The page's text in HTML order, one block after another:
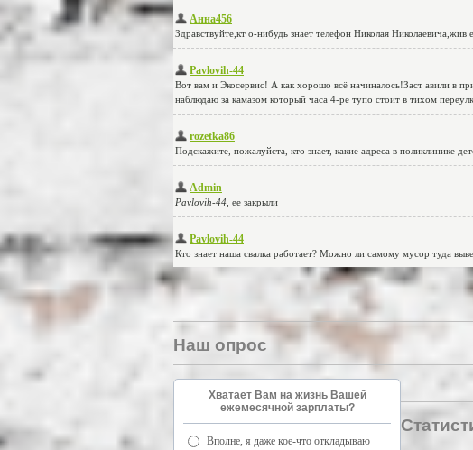
Наш опрос
Хватает Вам на жизнь Вашей
ежемесячной зарплаты?
Вполне, я даже кое-что откладываю